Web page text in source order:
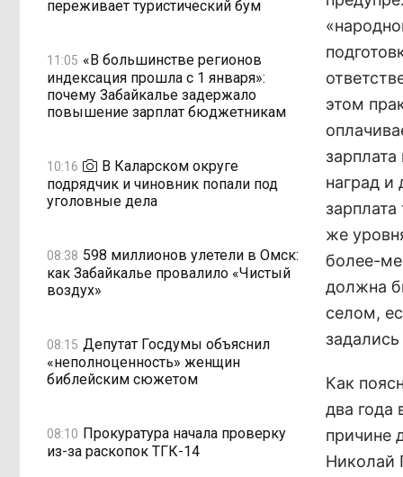
переживает туристический бум
11:05 «В большинстве регионов
индексация прошла с 1 января»:
почему Забайкалье задержало
повышение зарплат бюджетникам
10:16
В Каларском округе
подрядчик и чиновник попали под
уголовные дела
08:38 598 миллионов улетели в Омск:
как Забайкалье провалило «Чистый
воздух»
08:15 Депутат Госдумы объяснил
«неполноценность» женщин
библейским сюжетом
08:10 Прокуратура начала проверку
из-за раскопок ТГК-14
этом
наград и
же
более-
должна
селом,
Как
два года
причине
Николай